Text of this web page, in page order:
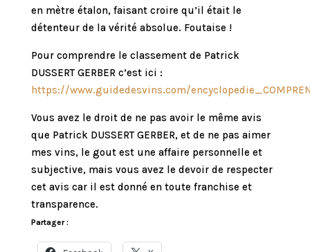
en mètre étalon, faisant croire qu’il était le
détenteur de la vérité absolue. Foutaise !
Pour comprendre le classement de Patrick
DUSSERT GERBER c’est ici :
https://www.guidedesvins.com/
Vous avez le droit de ne pas avoir le même avis
que Patrick DUSSERT GERBER, et de ne pas aimer
mes vins, le gout est une affaire personnelle et
subjective, mais vous avez le devoir de respecter
cet avis car il est donné en toute franchise et
transparence.
Partager :